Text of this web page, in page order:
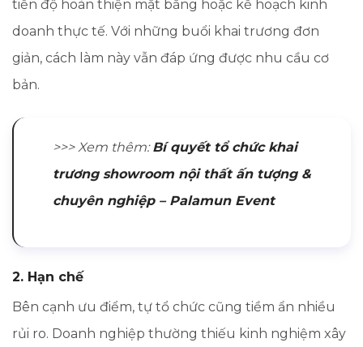
tiến độ hoàn thiện mặt bằng hoặc kế hoạch kinh
doanh thực tế. Với những buổi khai trương đơn
giản, cách làm này vẫn đáp ứng được nhu cầu cơ
bản.
>>> Xem thêm: Bí quyết tổ chức khai
trương showroom nội thất ấn tượng &
chuyên nghiệp – Palamun Event
2. Hạn chế
Bên cạnh ưu điểm, tự tổ chức cũng tiềm ẩn nhiều
rủi ro. Doanh nghiệp thường thiếu kinh nghiệm xây